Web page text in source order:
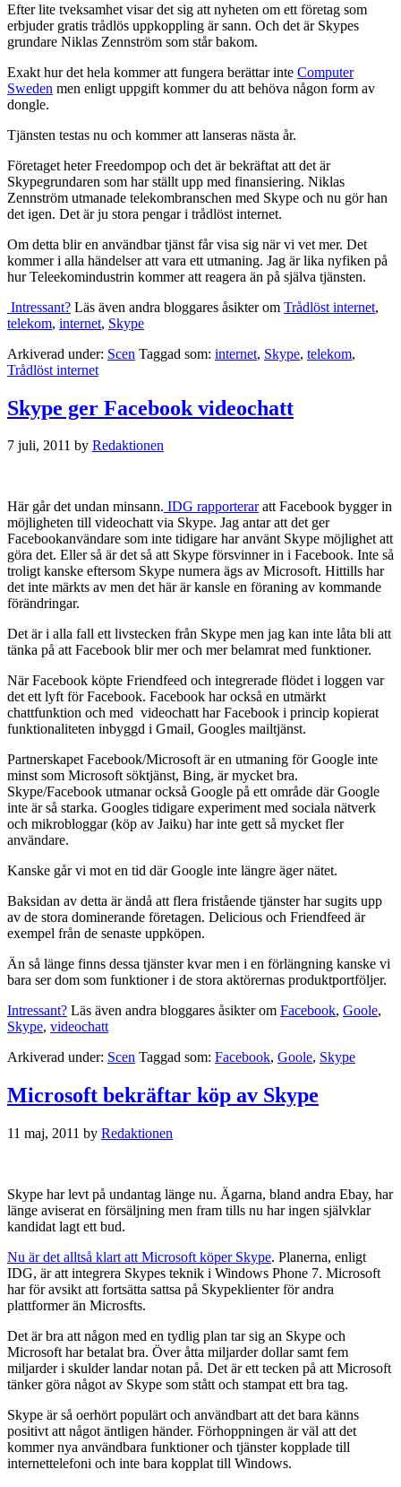
Efter lite tveksamhet visar det sig att nyheten om ett företag som
erbjuder gratis trådlös uppkoppling är sann. Och det är Skypes
grundare Niklas Zennström som står bakom.
Exakt hur det hela kommer att fungera berättar inte Computer
Sweden men enligt uppgift kommer du att behöva någon form av
dongle.
Tjänsten testas nu och kommer att lanseras nästa år.
Företaget heter Freedompop och det är bekräftat att det är
Skypegrundaren som har ställt upp med finansiering. Niklas
Zennström utmanade telekombranschen med Skype och nu gör han
det igen. Det är ju stora pengar i trådlöst internet.
Om detta blir en användbar tjänst får visa sig när vi vet mer. Det
kommer i alla händelser att vara ett utmaning. Jag är lika nyfiken på
hur Teleekomindustrin kommer att reagera än på själva tjänsten.
Intressant? Läs även andra bloggares åsikter om Trådlöst internet,
telekom, internet, Skype
Arkiverad under: Scen Taggad som: internet, Skype, telekom,
Trådlöst internet
Skype ger Facebook videochatt
7 juli, 2011 by Redaktionen
Här går det undan minsann. IDG rapporteraratt Facebook bygger in
möjligheten till videochatt via Skype. Jag antar att det ger
Facebookanvändare som inte tidigare har använt Skype möjlighet att
göra det. Eller så är det så att Skype försvinner in i Facebook. Inte så
troligt kanske eftersom Skype numera ägs av Microsoft. Hittills har
det inte märkts av men det här är kansle en föraning av kommande
förändringar.
Det är i alla fall ett livstecken från Skype men jag kan inte låta bli att
tänka på att Facebook blir mer och mer belamrat med funktioner.
När Facebook köpte Friendfeed och integrerade flödet i loggen var
det ett lyft för Facebook. Facebook har också en utmärkt
chattfunktion och med videochatt har Facebook i princip kopierat
funktionaliteten inbyggd i Gmail, Googles mailtjänst.
Partnerskapet Facebook/Microsoft är en utmaning för Google inte
minst som Microsoft söktjänst, Bing, är mycket bra.
Skype/Facebook utmanar också Google på ett område där Google
inte är så starka. Googles tidigare experiment med sociala nätverk
och mikrobloggar (köp av Jaiku) har inte gett så mycket fler
användare.
Kanske går vi mot en tid där Google inte längre äger nätet.
Baksidan av detta är ändå att flera fristående tjänster har sugits upp
av de stora dominerande företagen. Delicious och Friendfeed är
exempel från de senaste uppköpen.
Än så länge finns dessa tjänster kvar men i en förlängning kanske vi
bara ser dom som funktioner i de stora aktörernas produktportföljer.
Intressant? Läs även andra bloggares åsikter om Facebook, Goole,
Skype, videochatt
Arkiverad under: Scen Taggad som: Facebook, Goole, Skype
Microsoft bekräftar köp av Skype
11 maj, 2011 by Redaktionen
Skype har levt på undantag länge nu. Ägarna, bland andra Ebay, har
länge aviserat en försäljning men fram tills nu har ingen självklar
kandidat lagt ett bud.
Nu är det alltså klart att Microsoft köper Skype. Planerna, enligt
IDG, är att integrera Skypes teknik i Windows Phone 7. Microsoft
har för avsikt att fortsätta sattsa på Skypeklienter för andra
plattformer än Microsfts.
Det är bra att någon med en tydlig plan tar sig an Skype och
Microsoft har betalat bra. Över åtta miljarder dollar samt fem
miljarder i skulder landar notan på. Det är ett tecken på att Microsoft
tänker göra något av Skype som stått och stampat ett bra tag.
Skype är så oerhört populärt och användbart att det bara känns
positivt att något äntligen händer. Förhoppningen är väl att det
kommer nya användbara funktioner och tjänster kopplade till
internettelefoni och inte bara kopplat till Windows.